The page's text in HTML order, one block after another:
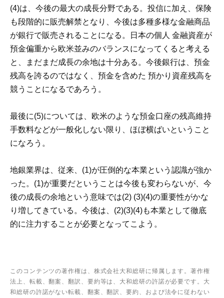
(4)は、今後の最大の成長分野である。投信に加え、保険
も段階的に販売解禁となり、今後は多種多様な金融商品
が銀行で販売されることになる。日本の個人 金融資産が
預金偏重から欧米並みのバランスになってくると考える
と、まだまだ成長の余地は十分ある。今後銀行は、預金
残高を誇るのではなく、預金を含めた 預かり資産残高を
競うことになるであろう。
最後に(5)については、欧米のような預金口座の残高維持
手数料などが一般化しない限り、ほぼ横ばいということ
になろう。
地銀業界は、従来、(1)が圧倒的な本業という認識が強か
った。(1)が重要だということは今後も変わらないが、今
後の成長の余地という意味では(2) (3)(4)の重要性がかな
り増してきている。今後は、(2)(3)(4)も本業として徹底
的に注力することが必要となってこよう。
このコンテンツの著作権は、株式会社大和総研に帰属します。著作権
法上、転載、翻案、翻訳、要約等は、大和総研の許諾が必要です。大
和総研の許諾がない転載、翻案、翻訳、要約、および法令に従わない